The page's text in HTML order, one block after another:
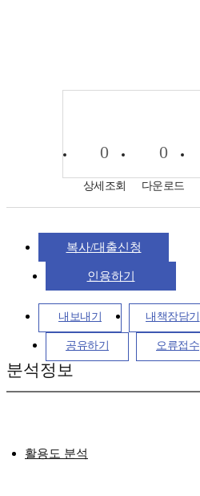
0
상세조회
0
다운로드
복사/대출신청
인용하기
내보내기 내책장담기
공유하기 오류접수
분석정보
활용도 분석